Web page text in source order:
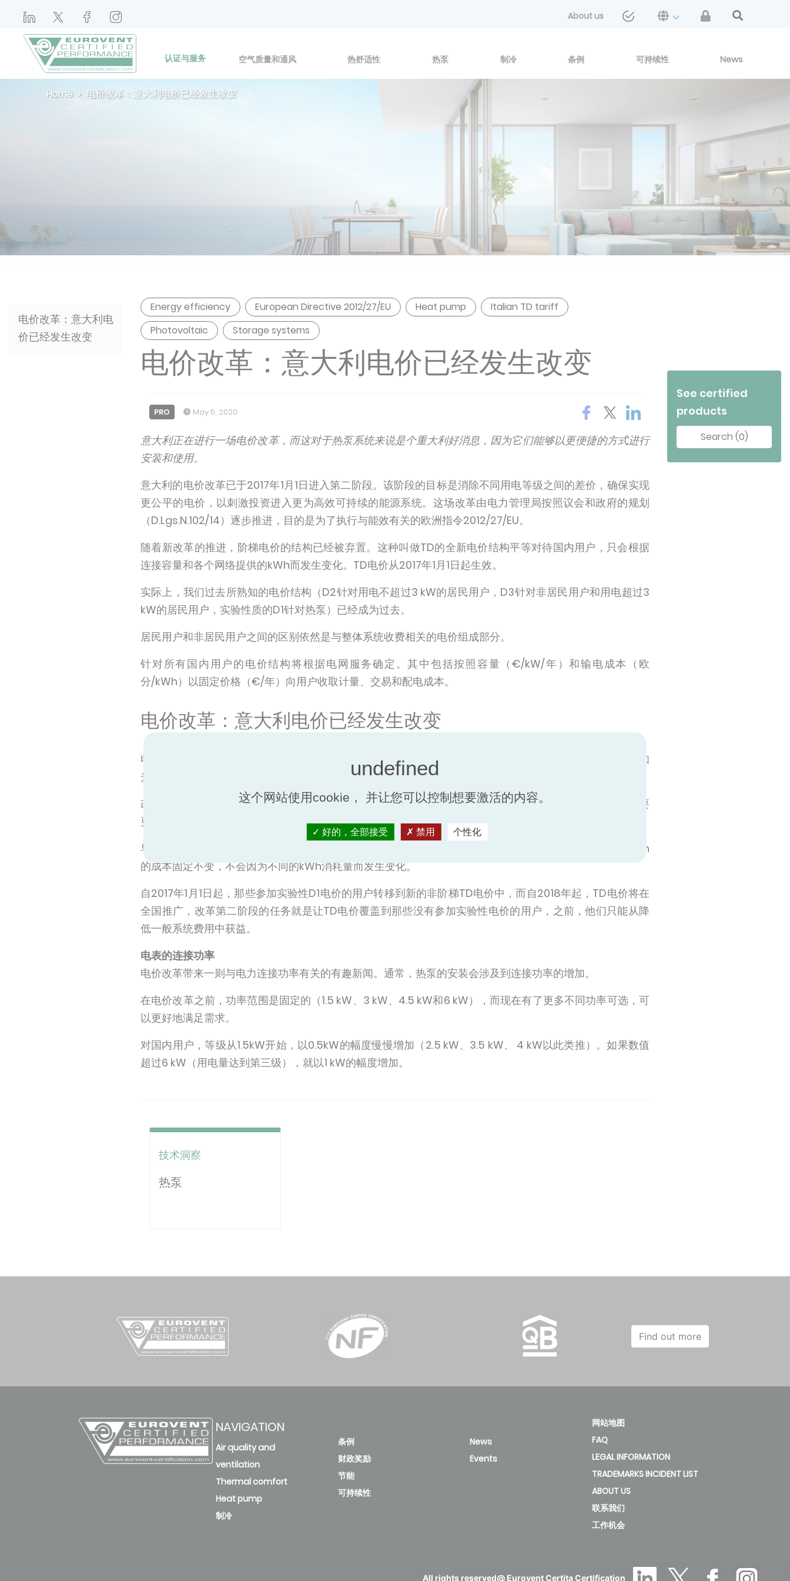
About us
认证与服务 空气质量和通风 热舒适性 热泵 制冷 条例 可持续性 News
Home 电价改革：意大利电价已经发生改变
电价改革：意大利电
价已经发生改变
Energy efficiency European Directive 2012/27/EU Heat pump
Italian TD tariff
Photovoltaic
Storage systems
电价改革：意大利电价已经发生改变
PRO May 5, 2020
意大利正在进行一场电价改革，而这对于热泵系统来说是个重大利好消息，因为它们能够以更便捷的方式进行
安装和使用。
意大利的电价改革已于2017年1月1日进入第二阶段。该阶段的目标是消除不同用电等级之间的差价，确保实现
更公平的电价，以刺激投资进入更为高效可持续的能源系统。这场改革由电力管理局按照议会和政府的规划
（D.Lgs.N.102/14）逐步推进，目的是为了执行与能效有关的欧洲指令2012/27/EU。
随着新改革的推进，阶梯电价的结构已经被弃置。这种叫做TD的全新电价结构平等对待国内用户，只会根据
连接容量和各个网络提供的kWh而发生变化。TD电价从2017年1月1日起生效。
实际上，我们过去所熟知的电价结构（D2针对用电不超过3 kW的居民用户，D3针对非居民用户和用电超过3
kW的居民用户，实验性质的D1针对热泵）已经成为过去。
居民用户和非居民用户之间的区别依然是与整体系统收费相关的电价组成部分。
针对所有国内用户的电价结构将根据电网服务确定。其中包括按照容量（€/kW/年）和输电成本（欧
分/kWh）以固定价格（€/年）向用户收取计量、交易和配电成本。
电价改革：意大利电价已经发生改变
电价改革和引入全新TD电价结构将给打算安装节能电气设备的用户带来益处，例如鼓励引入可再生能源（如
光伏）的热泵和储能系统。
改革的目的是奖励节能技术，即减少耗电量的技术。使用热泵确实可以避开天然气，减少耗电量，但仍然需要
更具竞争力的电价。
早在2014年就使用D1电价来鼓励支持那些已经决定安装设备以减少耗电量的用户。引入的D1电价中，每kWh
的成本固定不变，不会因为不同的kWh消耗量而发生变化。
自2017年1月1日起，那些参加实验性D1电价的用户转移到新的非阶梯TD电价中，而自2018年起，TD电价将在
全国推广，改革第二阶段的任务就是让TD电价覆盖到那些没有参加实验性电价的用户，之前，他们只能从降
低一般系统费用中获益。
电表的连接功率
电价改革带来一则与电力连接功率有关的有趣新闻。通常，热泵的安装会涉及到连接功率的增加。
在电价改革之前，功率范围是固定的（1.5 kW、3 kW、4.5 kW和6 kW），而现在有了更多不同功率可选，可
以更好地满足需求。
对国内用户，等级从1.5kW开始，以0.5kW的幅度慢慢增加（2.5 kW、3.5 kW、 4 kW以此类推）。如果数值
超过6 kW（用电量达到第三级），就以1 kW的幅度增加。
技术洞察
热泵
See certified
products
Search (0)
Find out more
NAVIGATION
Air quality and
ventilation
Thermal comfort
Heat pump
制冷
条例
财政奖励
节能
可持续性
News
Events
网站地图
FAQ
LEGAL INFORMATION
TRADEMARKS INCIDENT LIST
ABOUT US
联系我们
工作机会
All rights reserved@ Eurovent Certita Certification
这个网站使用cookie， 并让您可以控制想要激活的内容。
好的，全部接受 禁用 个性化